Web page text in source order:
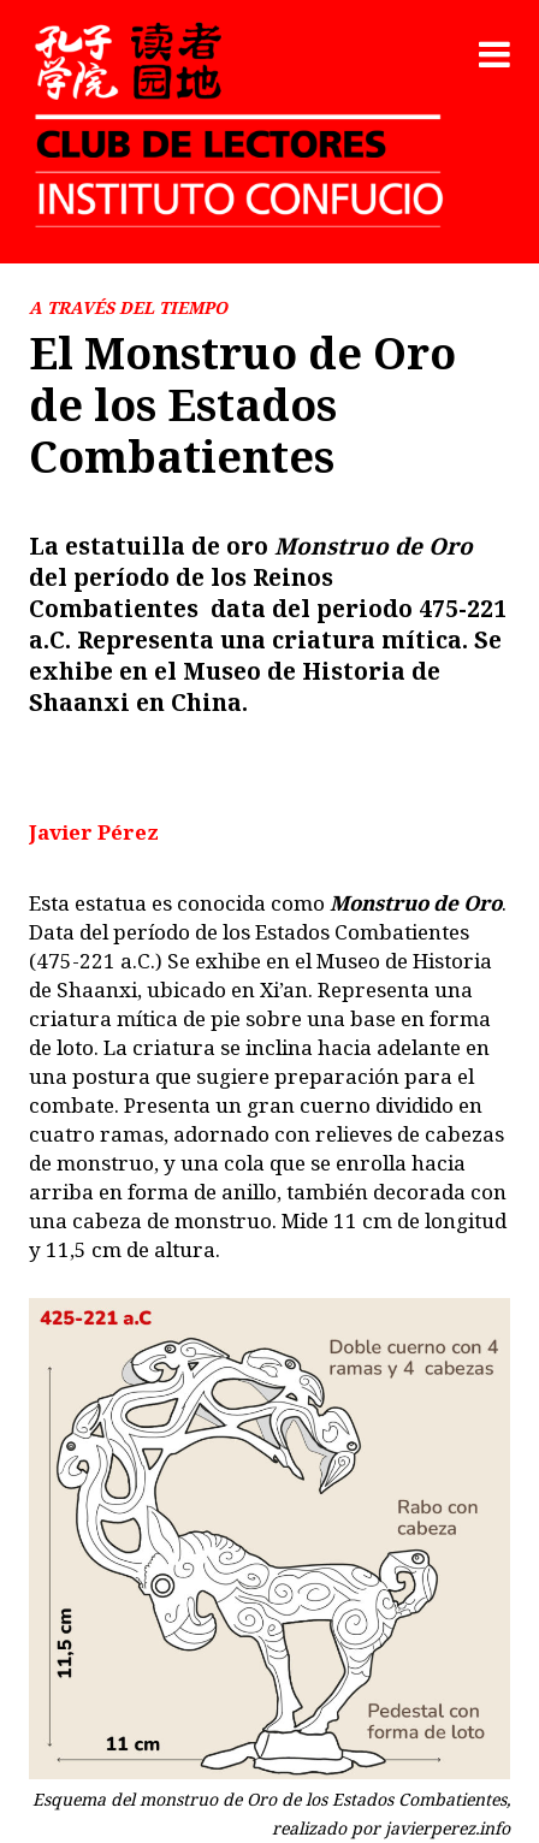
A TRAVÉS DEL TIEMPO
El Monstruo de Oro
de los Estados
Combatientes
La estatuilla de oro Monstruo de Oro
del período de los Reinos
Combatientes data del periodo 475-221
a.C. Representa una criatura mítica. Se
exhibe en el Museo de Historia de
Shaanxi en China.
Javier Pérez
Esta estatua es conocida como Monstruo de Oro.
Data del período de los Estados Combatientes
(475-221 a.C.) Se exhibe en el Museo de Historia
de Shaanxi, ubicado en Xi’an. Representa una
criatura mítica de pie sobre una base en forma
de loto. La criatura se inclina hacia adelante en
una postura que sugiere preparación para el
combate. Presenta un gran cuerno dividido en
cuatro ramas, adornado con relieves de cabezas
de monstruo, y una cola que se enrolla hacia
arriba en forma de anillo, también decorada con
una cabeza de monstruo. Mide 11 cm de longitud
y 11,5 cm de altura.
Esquema del monstruo de Oro de los Estados Combatientes,
realizado por javierperez.info